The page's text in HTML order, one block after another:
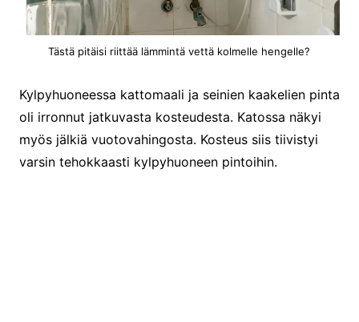
Tästä pitäisi riittää lämmintä vettä kolmelle hengelle?
Kylpyhuoneessa kattomaali ja seinien kaakelien pinta
oli irronnut jatkuvasta kosteudesta. Katossa näkyi
myös jälkiä vuotovahingosta. Kosteus siis tiivistyi
varsin tehokkaasti kylpyhuoneen pintoihin.